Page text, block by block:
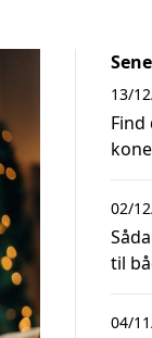
13/
til
02/
04/